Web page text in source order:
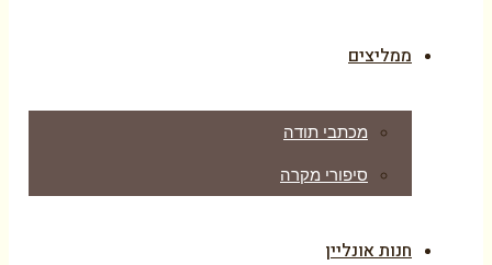
ממליצים
מכתבי תודה
סיפורי מקרה
חנות אונליין